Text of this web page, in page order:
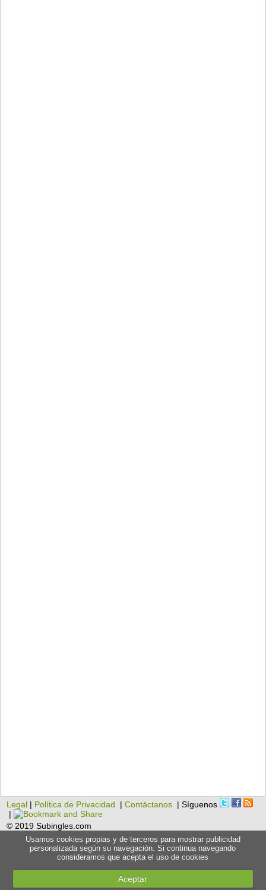
Legal | Política de Privacidad |Contáctanos | Síguenos
|
© 2019 Subingles.com
Usamos cookies propias y de terceros para mostrar publicidad
personalizada según su navegación. Si continua navegando
consideramos que acepta el uso de cookies
Aceptar